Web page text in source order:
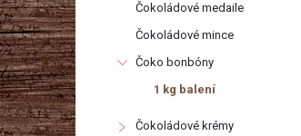
a
n
n
Čokoládové medaile
Čokoládové mince
Čoko bonbóny
1 kg balení
Čokoládové krémy